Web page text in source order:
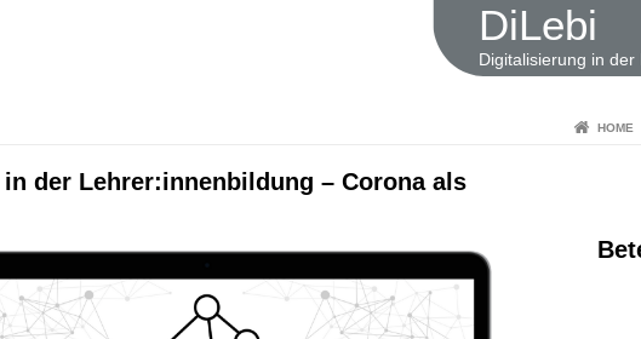
DiLebi
Digitalisierung in
HOME
der Lehrer:innenbildung – Corona als